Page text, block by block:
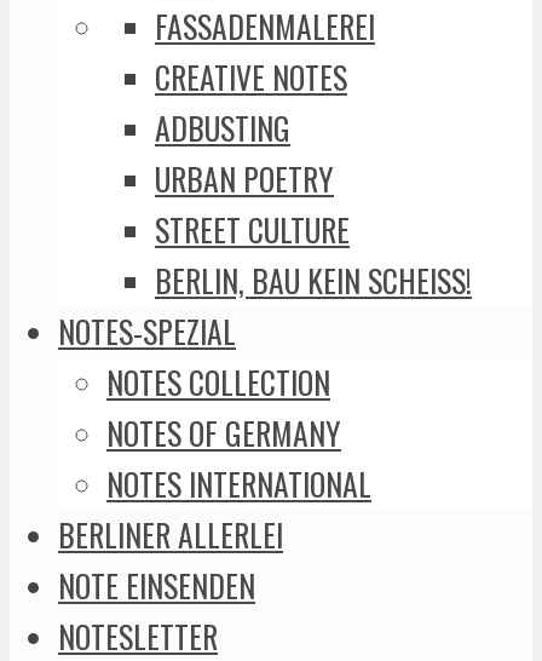
FASSADENMALEREI
CREATIVE NOTES
ADBUSTING
URBAN POETRY
STREET CULTURE
BERLIN, BAU KEIN SCHEISS!
NOTES-SPEZIAL
NOTES COLLECTION
NOTES OF GERMANY
NOTES INTERNATIONAL
BERLINER ALLERLEI
NOTE EINSENDEN
NOTESLETTER